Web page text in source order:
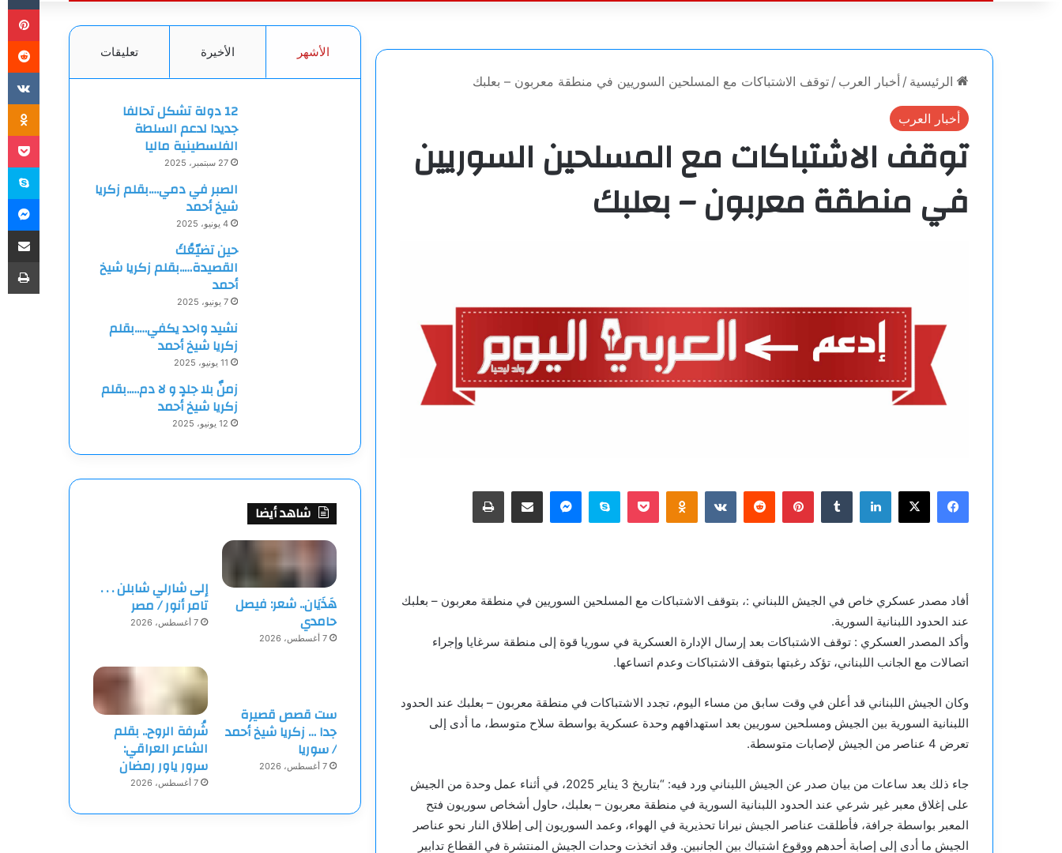
عن
الرئيسية / أخبار العرب / توقف الاشتباكات مع المسلحين السوريين في منطقة معربون – بعلبك
أخبار العرب
توقف الاشتباكات مع المسلحين السوريين
في منطقة معربون – بعلبك
فيسبوك
‫X لينكدإن بينتيريست Odnoklassniki
‫Pocketسكايبماسنجرمشاركة عبر البريد طباعة
أفاد مصدر عسكري خاص في الجيش اللبناني :، بتوقف الاشتباكات مع المسلحين السوريين في منطقة معربون – بعلبك
عند الحدود اللبنانية السورية.
وأكد المصدر العسكري : توقف الاشتباكات بعد إرسال الإدارة العسكرية في سوريا قوة إلى منطقة سرغايا وإجراء
اتصالات مع الجانب اللبناني، تؤكد رغبتها بتوقف الاشتباكات وعدم اتساعها.
وكان الجيش اللبناني قد أعلن في وقت سابق من مساء اليوم، تجدد الاشتباكات في منطقة معربون – بعلبك عند الحدود
اللبنانية السورية بين الجيش ومسلحين سوريين بعد استهدافهم وحدة عسكرية بواسطة سلاح متوسط، ما أدى إلى
تعرض 4 عناصر من الجيش لإصابات متوسطة.
جاء ذلك بعد ساعات من بيان صدر عن الجيش اللبناني ورد فيه: “بتاريخ 3 يناير 2025، في أثناء عمل وحدة من الجيش
على إغلاق معبر غير شرعي عند الحدود اللبنانية السورية في منطقة معربون – بعلبك، حاول أشخاص سوريون فتح
المعبر بواسطة جرافة، فأطلقت عناصر الجيش نيرانا تحذيرية في الهواء، وعمد السوريون إلى إطلاق النار نحو عناصر
الجيش ما أدى إلى إصابة أحدهم ووقوع اشتباك بين الجانبين. وقد اتخذت وحدات الجيش المنتشرة في القطاع تدابير
الأشهر الأخيرة تعليقات
12 دولة تشكل تحالفا
جديدا لدعم السلطة
الفلسطينية ماليا
27 سبتمبر، 2025
الصبر في دمي….بقلم زكريا
شيخ أحمد
4 يونيو، 2025
حين تضيّعُكَ
القصيدة…..بقلم زكريا شيخ
أحمد
7 يونيو، 2025
نشيد واحد يكفي…..بقلم
زكريا شيخ أحمد
11 يونيو، 2025
زمنٌ بلا جلدٍ و لا دم…..بقلم
زكريا شيخ أحمد
12 يونيو، 2025
شاهد أيضا
هَذَيَان.. شعر: فيصل
حامدي
7 أغسطس، 2026
إلى شارلي شابلن . . .
تامر أنور / مصر
7 أغسطس، 2026
ست قصص قصيرة
جدا … زكريا شيخ أحمد
/ سوريا
7 أغسطس، 2026
شُرفة الروح.. بقلم
الشاعر العراقي:
سرور ياور رمضان
7 أغسطس، 2026